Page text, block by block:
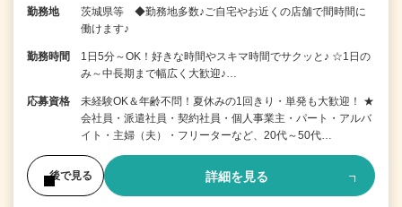
勤務地
茨城県等 ◆勤務地多数♪ご自宅やお近くの店舗で間時間に
働けます♪
勤務時間
1日5分～OK！好きな時間やスキマ時間でサクッと♪ ☆1日の
み～中長期まで幅広く大歓迎♪…
応募資格
未経験OK＆年齢不問！夏休みの1回きり・単発も大歓迎！ ★
会社員・派遣社員・契約社員・個人事業主・パート・アルバ
イト・主婦（夫）・フリーターなど、20代～50代…
後で見る 詳細を見る